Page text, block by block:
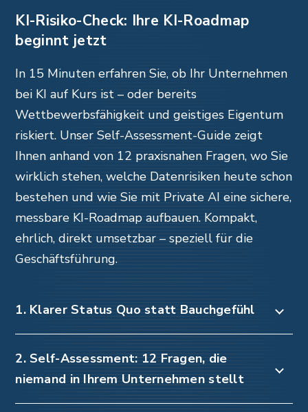
KI-Risiko-Check: Ihre KI-Roadmap
beginnt jetzt
In 15 Minuten erfahren Sie, ob Ihr Unternehmen
bei KI auf Kurs ist – oder bereits
Wettbewerbsfähigkeit und geistiges Eigentum
riskiert. Unser Self-Assessment-Guide zeigt
Ihnen anhand von 12 praxisnahen Fragen, wo Sie
wirklich stehen, welche Datenrisiken heute schon
bestehen und wie Sie mit Private AI eine sichere,
messbare KI-Roadmap aufbauen. Kompakt,
ehrlich, direkt umsetzbar – speziell für die
Geschäftsführung.
1. Klarer Status Quo statt Bauchgefühl
2. Self-Assessment: 12 Fragen, die
niemand in Ihrem Unternehmen stellt